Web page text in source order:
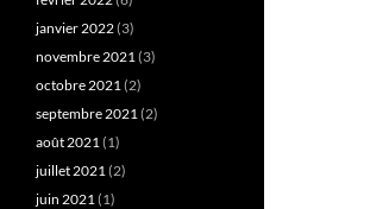
janvier 2022(3)
novembre 2021(3)
octobre 2021(2)
septembre 2021(2)
août 2021(1)
juillet 2021(2)
juin 2021(1)